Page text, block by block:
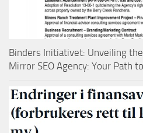
Binders Initiativet: Unveiling
Mirror SEO Agency: Your Path